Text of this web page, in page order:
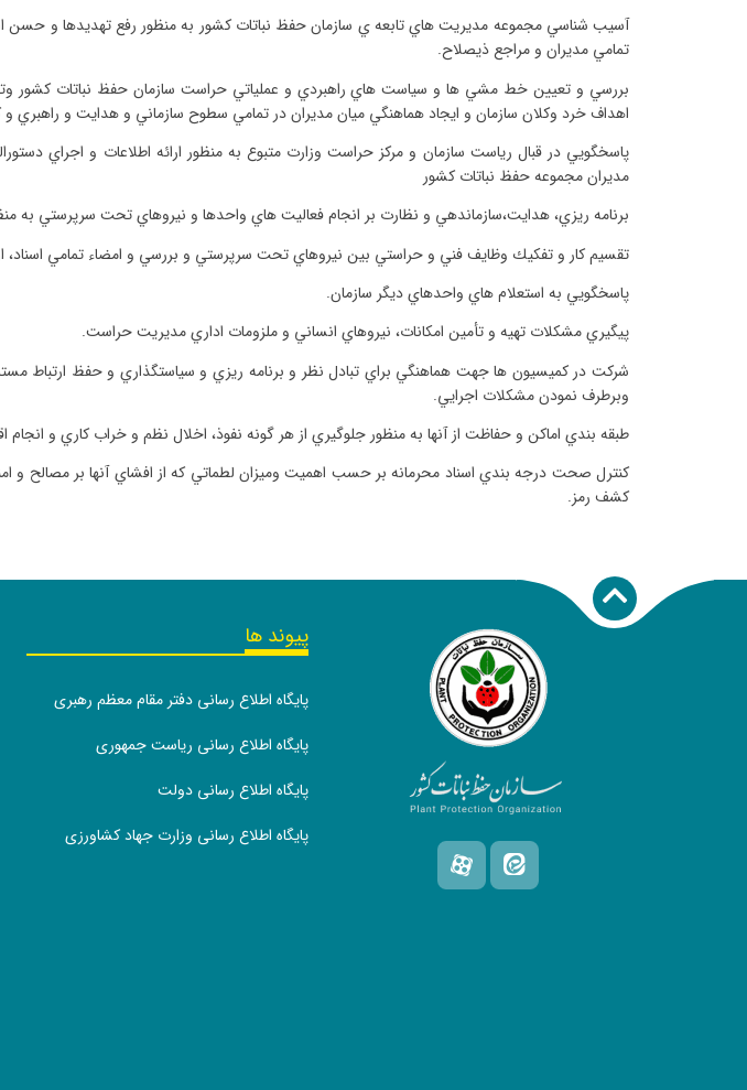
آسيب شناسي مجموعه مديريت هاي تابعه ي سازمان حفظ نباتات كشور به منظور رفع تهديدها و حسن
تمامي مديران و مراجع ذيصلاح.
بررسي و تعيين خط مشي ها و سياست هاي راهبردي و عملياتي حراست سازمان حفظ نباتات كشور
اهداف خرد وكلان سازمان و ايجاد هماهنگي ميان مديران در تمامي سطوح سازماني و هدايت و راهبري و
پاسخگويي در قبال رياست سازمان و مركز حراست وزارت متبوع به منظور ارائه اطلاعات و اجراي
مديران مجموعه حفظ نباتات كشور
برنامه ريزي، هدايت،سازماندهي و نظارت بر انجام فعاليت هاي واحدها و نيروهاي تحت سرپرستي به
تقسيم كار و تفكيك وظايف فني و حراستي بين نيروهاي تحت سرپرستي و بررسي و امضاء تمامي اسناد،
پاسخگويي به استعلام هاي واحدهاي ديگر سازمان.
پيگيري مشكلات تهيه و تأمين امكانات، نيروهاي انساني و ملزومات اداري مديريت حراست.
شركت در كميسيون ها جهت هماهنگي براي تبادل نظر و برنامه ريزي و سياست­گذاري و حفظ ارتباط
وبرطرف نمودن مشكلات اجرايي.
طبقه بندي اماكن و حفاظت از آنها به منظور جلوگيري از هر گونه نفوذ، اخلال نظم و خراب كاري و
كنترل صحت درجه بندي اسناد محرمانه بر حسب اهميت وميزان لطماتي كه از افشاي آنها بر مصالح و
كشف رمز.
پیوند ها
پایگاه اطلاع رسانی دفتر مقام معظم رهبری
پایگاه اطلاع رسانی ریاست جمهوری
پایگاه اطلاع رسانی دولت
پایگاه اطلاع رسانی وزارت جهاد کشاورزی